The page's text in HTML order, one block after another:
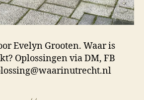
Evelyn Grooten. Waar is
Oplossingen via DM, FB